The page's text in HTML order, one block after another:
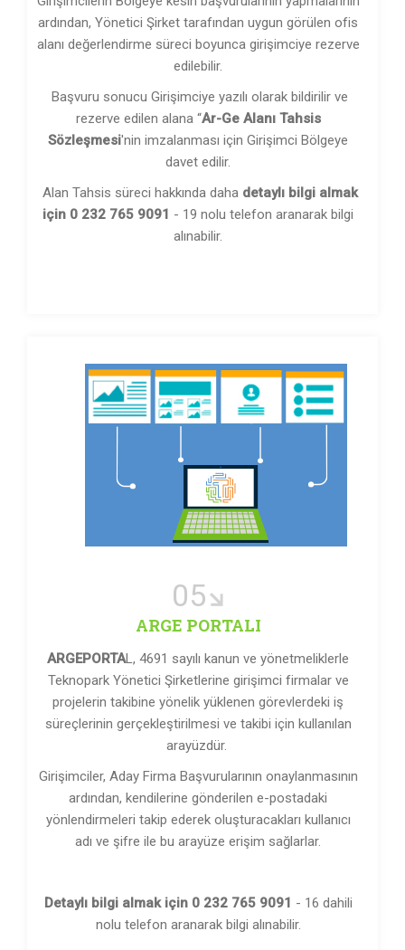
ardından, Yönetici Şirket tarafından uygun görülen ofis
alanı değerlendirme süreci boyunca girişimciye rezerve
edilebilir.
Başvuru sonucu Girişimciye yazılı olarak bildirilir ve
rezerve edilen alana “Ar-Ge Alanı Tahsis
Sözleşmesi'nin imzalanması için Girişimci Bölgeye
davet edilir.
Alan Tahsis süreci hakkında daha detaylı bilgi almak
için 0 232 765 9091 - 19 nolu telefon aranarak bilgi
alınabilir.
05
ARGE PORTALI
ARGEPORTAL, 4691 sayılı kanun ve yönetmeliklerle
Teknopark Yönetici Şirketlerine girişimci firmalar ve
projelerin takibine yönelik yüklenen görevlerdeki iş
süreçlerinin gerçekleştirilmesi ve takibi için kullanılan
arayüzdür.
Girişimciler, Aday Firma Başvurularının onaylanmasının
ardından, kendilerine gönderilen e-postadaki
yönlendirmeleri takip ederek oluşturacakları kullanıcı
adı ve şifre ile bu arayüze erişim sağlarlar.
Detaylı bilgi almak için 0 232 765 9091 - 16 dahili
nolu telefon aranarak bilgi alınabilir.